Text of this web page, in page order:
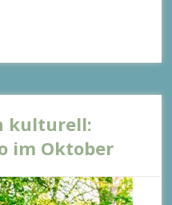
kulturell:
im Oktober